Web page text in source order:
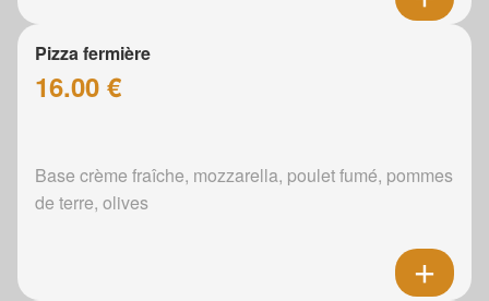
Pizza fermière
16.00 €
Base crème fraîche, mozzarella, poulet fumé, pommes
de terre, olives